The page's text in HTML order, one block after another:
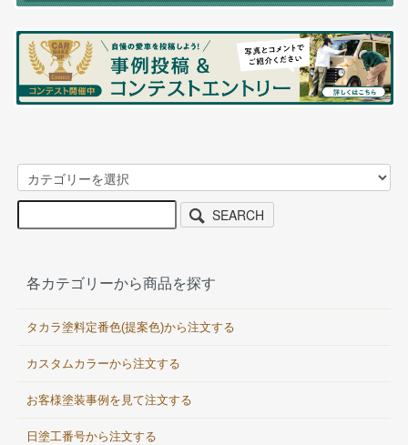
SEARCH
各カテゴリーから商品を探す
タカラ塗料定番色(提案色)から注文する
カスタムカラーから注文する
お客様塗装事例を見て注文する
日塗工番号から注文する